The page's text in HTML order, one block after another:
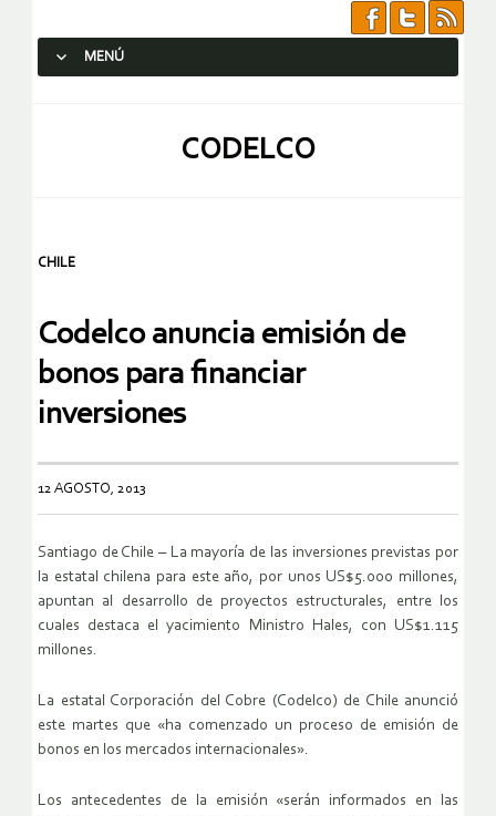
MENÚ
CODELCO
CHILE
Codelco anuncia emisión de
bonos para financiar
inversiones
12 AGOSTO, 2013
Santiago de Chile – La mayoría de las inversiones previstas por
la estatal chilena para este año, por unos US$5.000 millones,
apuntan al desarrollo de proyectos estructurales, entre los
cuales destaca el yacimiento Ministro Hales, con US$1.115
millones.
La estatal Corporación del Cobre (Codelco) de Chile anunció
este martes que «ha comenzado un proceso de emisión de
bonos en los mercados internacionales».
Los antecedentes de la emisión «serán informados en las